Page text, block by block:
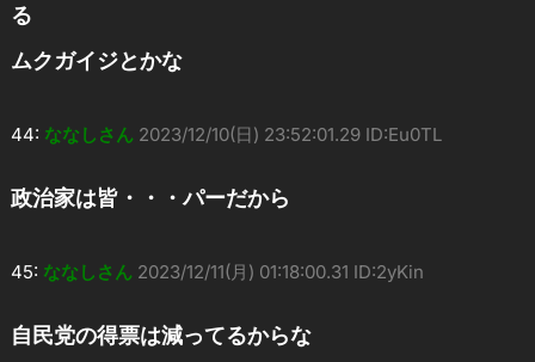
る
ムクガイジとかな
44: ななしさん 2023/12/10(日) 23:52:01.29 ID:Eu0TL
政治家は皆・・・パーだから
45: ななしさん 2023/12/11(月) 01:18:00.31 ID:2yKin
自民党の得票は減ってるからな